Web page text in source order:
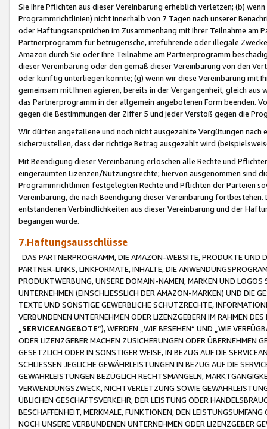
Sie Ihre Pflichten aus dieser Vereinbarung erheblich verletzen; (b)
Programmrichtlinien) nicht innerhalb von 7 Tagen nach unserer
oder Haftungsansprüchen im Zusammenhang mit Ihrer Teilnahme am
Partnerprogramm für betrügerische, irreführende oder illegale
Amazon durch Sie oder Ihre Teilnahme am Partnerprogramm
dieser Vereinbarung oder den gemäß dieser Vereinbarung von den
oder künftig unterliegen könnte; (g) wenn wir diese Vereinbarung mit
gemeinsam mit Ihnen agieren, bereits in der Vergangenheit, gleich
das Partnerprogramm in der allgemein angebotenen Form beenden.
gegen die Bestimmungen der Ziffer 5 und jeder Verstoß gegen die
Wir dürfen angefallene und noch nicht ausgezahlte Vergütungen
sicherzustellen, dass der richtige Betrag ausgezahlt wird
Mit Beendigung dieser Vereinbarung erlöschen alle Rechte und
eingeräumten Lizenzen/Nutzungsrechte; hiervon ausgenommen sind
Programmrichtlinien festgelegten Rechte und Pflichten der Parteien
Vereinbarung, die nach Beendigung dieser Vereinbarung
entstandenen Verbindlichkeiten aus dieser Vereinbarung und der
begangen wurde.
7.Haftungsausschlüsse
DAS PARTNERPROGRAMM, DIE AMAZON-WEBSITE, PRODUKTE UND
PARTNER-LINKS, LINKFORMATE, INHALTE, DIE
PRODUKTWERBUNG, UNSERE DOMAIN-NAMEN, MARKEN UND
UNTERNEHMEN (EINSCHLIESSLICH DER AMAZON-MARKEN) UND DIE
TEXTE UND SONSTIGE GEWERBLICHE SCHUTZRECHTE,
VERBUNDENEN UNTERNEHMEN ODER LIZENZGEBERN IM RAHMEN
SERVICEANGEBOTE“), WERDEN „WIE BESEHEN“ UND „WIE
ODER LIZENZGEBER MACHEN ZUSICHERUNGEN ODER ÜBERNEHMEN
GESETZLICH ODER IN SONSTIGER WEISE, IN BEZUG AUF DIE
SCHLIESSEN JEGLICHE GEWÄHRLEISTUNGEN IN BEZUG AUF DIE
GEWÄHRLEISTUNGEN BEZÜGLICH RECHTSMÄNGELN,
VERWENDUNGSZWECK, NICHTVERLETZUNG SOWIE
ÜBLICHEN GESCHÄFTSVERKEHR, DER LEISTUNG ODER
BESCHAFFENHEIT, MERKMALE, FUNKTIONEN, DEN
NOCH UNSERE VERBUNDENEN UNTERNEHMEN ODER LIZENZGEBER